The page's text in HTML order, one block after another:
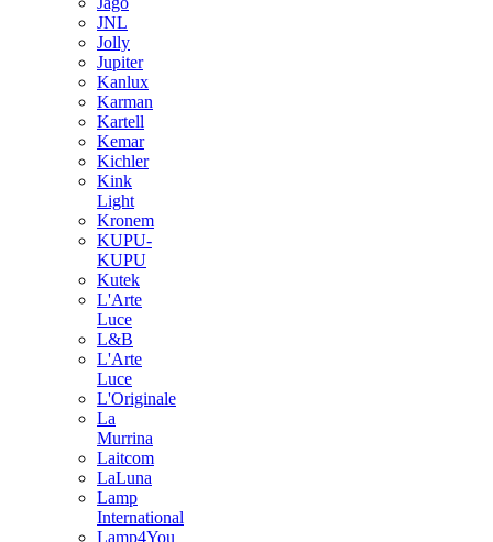
JNL
Jolly
Jupiter
Kanlux
Karman
Kartell
Kemar
Kichler
Kink
Light
Kronem
KUPU-
KUPU
Kutek
L'Arte
Luce
L&B
L'Arte
Luce
L'Originale
La
Murrina
Laitcom
LaLuna
Lamp
International
Lamp4You